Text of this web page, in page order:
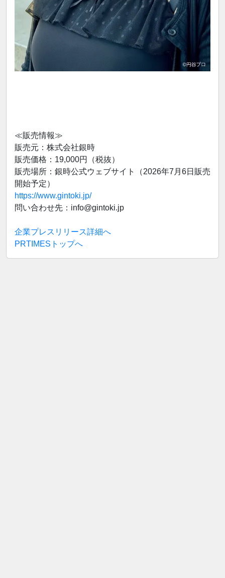
≪販売情報≫
販売元：株式会社銀時
販売価格：19,000円（税抜）
販売場所：銀時公式ウェブサイト（2026年7月6日販売
開始予定）
https://www.gintoki.jp/
問い合わせ先：info@gintoki.jp
企業プレスリリース詳細へ
PRTIMESトップへ